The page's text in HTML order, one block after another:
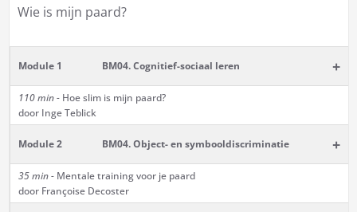
Wie is mijn paard?
Module 1 BM04. Cognitief-sociaal leren +
110 min -Hoe slim is mijn paard?
door Inge Teblick
Module 2 BM04. Object- en symbooldiscriminatie +
35 min -Mentale training voor je paard
door Françoise Decoster